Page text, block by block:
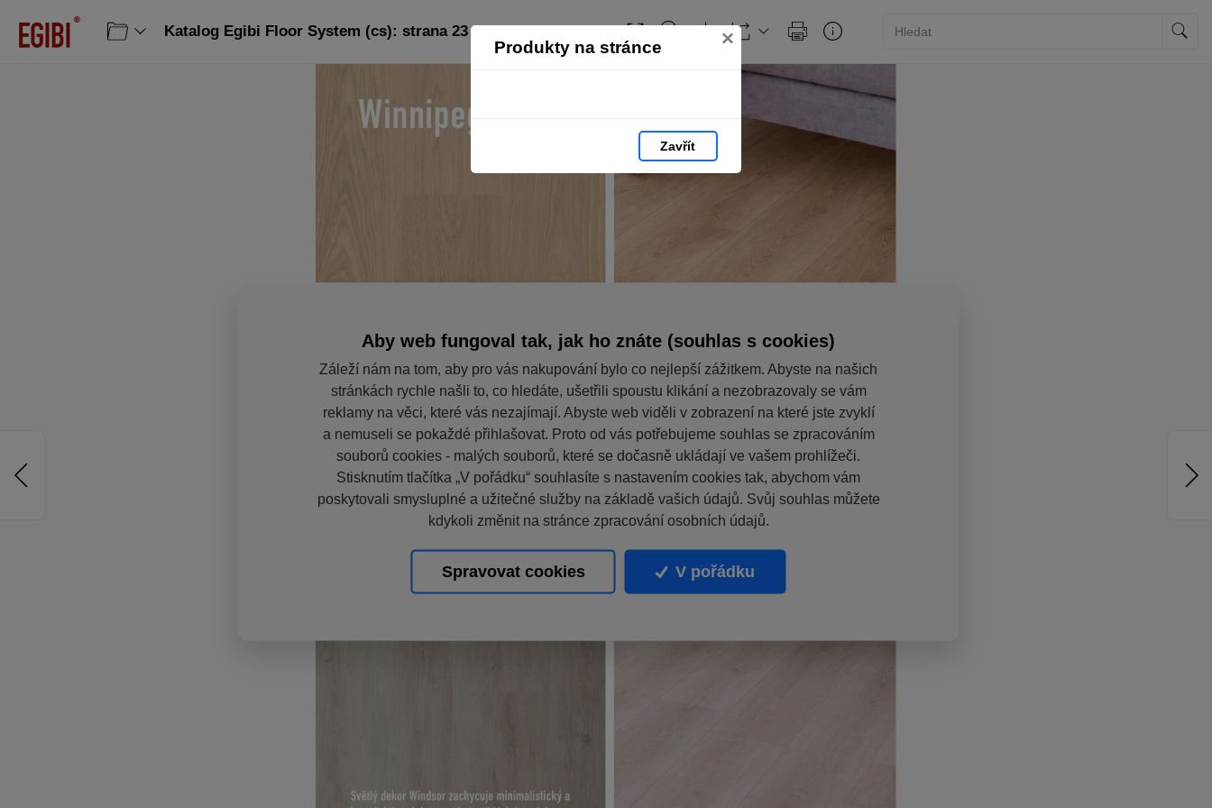
Produkty na stránce ×
Zavřít
Katalog Egibi Floor System (cs): strana 23
Aby web fungoval tak, jak ho znáte (souhlas s cookies)
Záleží nám na tom, aby pro vás nakupování bylo co nejlepší zážitkem. Abyste na našich
stránkách rychle našli to, co hledáte, ušetřili spoustu klikání a nezobrazovaly se vám
reklamy na věci, které vás nezajímají. Abyste web viděli v zobrazení na které jste zvyklí
a nemuseli se pokaždé přihlašovat. Proto od vás potřebujeme souhlas se zpracováním
souborů cookies - malých souborů, které se dočasně ukládají ve vašem prohlížeči.
Stisknutím tlačítka „V pořádku“ souhlasíte s nastavením cookies tak, abychom vám
poskytovali smysluplné a užitečné služby na základě vašich údajů. Svůj souhlas můžete
kdykoli změnit na stránce zpracování osobních údajů.
Spravovat cookies V pořádku